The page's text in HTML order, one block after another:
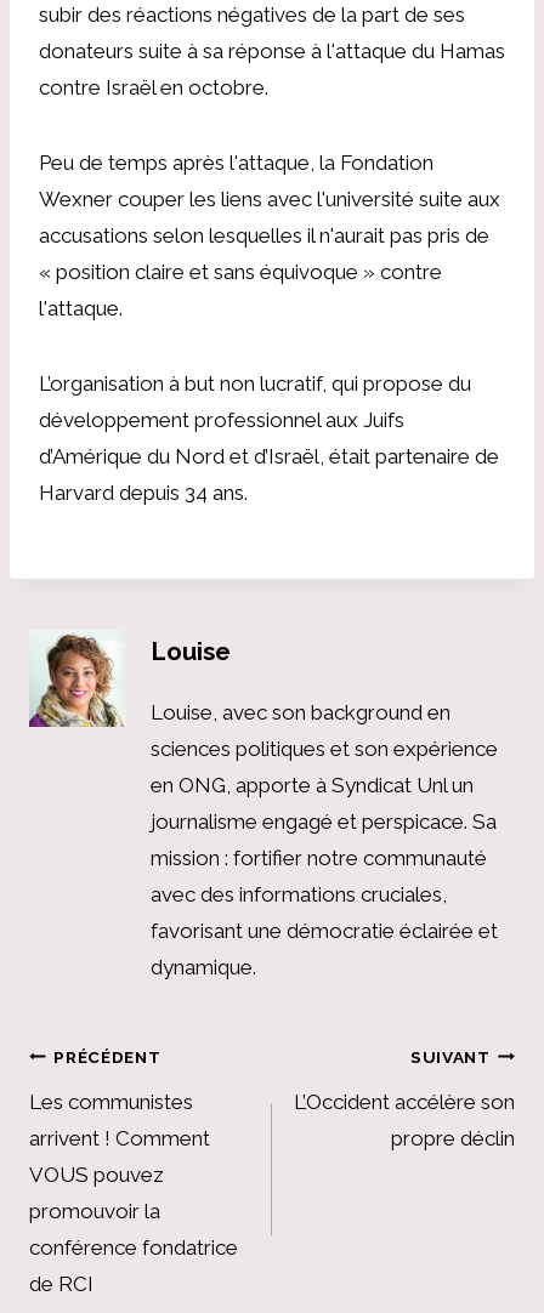
subir des réactions négatives de la part de ses
donateurs suite à sa réponse à l'attaque du Hamas
contre Israël en octobre.
Peu de temps après l'attaque, la Fondation
Wexner couper les liens avec l'université suite aux
accusations selon lesquelles il n'aurait pas pris de
« position claire et sans équivoque » contre
l'attaque.
L’organisation à but non lucratif, qui propose du
développement professionnel aux Juifs
d’Amérique du Nord et d’Israël, était partenaire de
Harvard depuis 34 ans.
Louise
Louise, avec son background en
sciences politiques et son expérience
en ONG, apporte à Syndicat Unl un
journalisme engagé et perspicace. Sa
mission : fortifier notre communauté
avec des informations cruciales,
favorisant une démocratie éclairée et
dynamique.
Navigation
de
l’article
PRÉCÉDENT
Les communistes
arrivent ! Comment
VOUS pouvez
promouvoir la
conférence fondatrice
de RCI
SUIVANT
L’Occident accélère son
propre déclin